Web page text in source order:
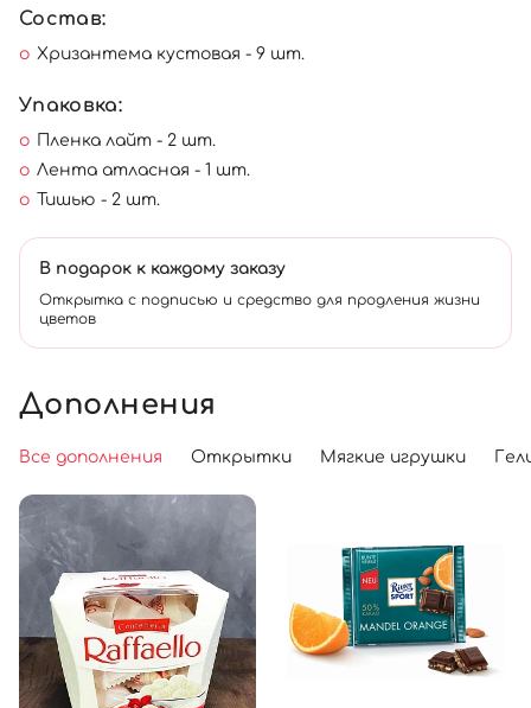
Состав:
Хризантема кустовая - 9 шт.
Упаковка:
Пленка лайт - 2 шт.
Лента атласная - 1 шт.
Тишью - 2 шт.
В подарок к каждому заказу
Открытка с подписью и средство для продления жизни
цветов
Дополнения
Все дополнения Открытки Мягкие игрушки